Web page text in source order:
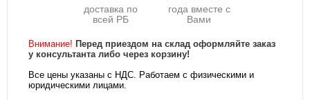
доставка по
всей РБ
года вместе с
Вами
Внимание! Перед приездом на склад оформляйте заказ
у консультанта либо через корзину!
Все цены указаны с НДС. Работаем с физическими и
юридическими лицами.